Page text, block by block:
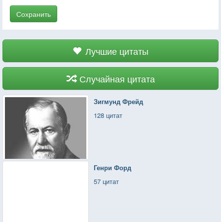
Сохранить
Лучшие цитаты
Случайная цитата
Зигмунд Фрейд
128 цитат
Генри Форд
57 цитат